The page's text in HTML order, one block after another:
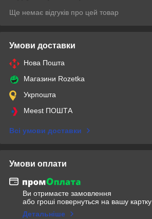
Ще немає відгуків про цей товар
Умови доставки
Нова Пошта
Магазини Rozetka
Укрпошта
Meest ПОШТА
Всі умови доставки
Умови оплати
Ви отримаєте замовлення
або гроші повернуться на вашу картку
Детальніше